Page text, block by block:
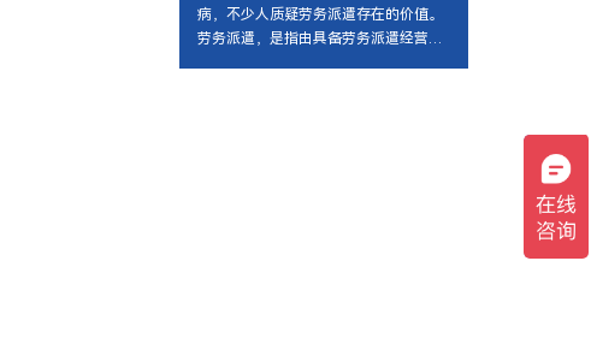
病，不少人质疑劳务派遣存在的价值。
劳务派遣，是指由具备劳务派遣经营资